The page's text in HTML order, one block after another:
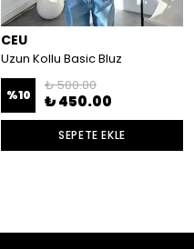
CEU
Uzun Kollu Basic Bluz
%10
₺ 500.00
₺ 450.00
SEPETE EKLE